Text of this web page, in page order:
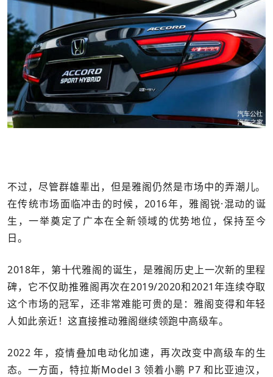
不过，尽管群雄辈出，但是雅阁仍然是市场中的弄潮儿。
在传统市场面临冲击的时候，2016年，雅阁锐·混动的诞
生，一举奠定了广本在全新领域的优势地位，保持至今
日。
2018年，第十代雅阁的诞生，是雅阁历史上一次新的里程
碑，它不仅助推雅阁再次在2019/2020和2021年连续夺取
这个市场的冠军，还非常难能可贵的是：雅阁变得和年轻
人如此亲近！这直接推动雅阁继续领跑中高级车。
2022 年，疫情叠加电动化加速，再次改变中高级车的生
态。一方面，特拉斯Model 3 领着小鹏 P7 和比亚迪汉，